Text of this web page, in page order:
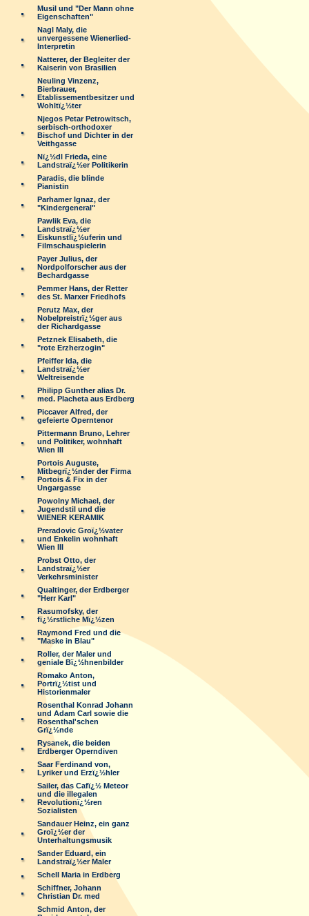
Musil und "Der Mann ohne
Eigenschaften"
Nagl Maly, die
unvergessene Wienerlied-
Interpretin
Natterer, der Begleiter der
Kaiserin von Brasilien
Neuling Vinzenz,
Bierbrauer,
Etablissementbesitzer und
Wohltï¿½ter
Njegos Petar Petrowitsch,
serbisch-orthodoxer
Bischof und Dichter in der
Veithgasse
Nï¿½dl Frieda, eine
Landstraï¿½er Politikerin
Paradis, die blinde
Pianistin
Parhamer Ignaz, der
"Kindergeneral"
Pawlik Eva, die
Landstraï¿½er
Eiskunstlï¿½uferin und
Filmschauspielerin
Payer Julius, der
Nordpolforscher aus der
Bechardgasse
Pemmer Hans, der Retter
des St. Marxer Friedhofs
Perutz Max, der
Nobelpreistrï¿½ger aus
der Richardgasse
Petznek Elisabeth, die
"rote Erzherzogin"
Pfeiffer Ida, die
Landstraï¿½er
Weltreisende
Philipp Gunther alias Dr.
med. Placheta aus Erdberg
Piccaver Alfred, der
gefeierte Operntenor
Pittermann Bruno, Lehrer
und Politiker, wohnhaft
Wien III
Portois Auguste,
Mitbegrï¿½nder der Firma
Portois & Fix in der
Ungargasse
Powolny Michael, der
Jugendstil und die
WIENER KERAMIK
Preradovic Groï¿½vater
und Enkelin wohnhaft
Wien III
Probst Otto, der
Landstraï¿½er
Verkehrsminister
Qualtinger, der Erdberger
"Herr Karl"
Rasumofsky, der
fï¿½rstliche Mï¿½zen
Raymond Fred und die
"Maske in Blau"
Roller, der Maler und
geniale Bï¿½hnenbilder
Romako Anton,
Portrï¿½tist und
Historienmaler
Rosenthal Konrad Johann
und Adam Carl sowie die
Rosenthal'schen
Grï¿½nde
Rysanek, die beiden
Erdberger Operndiven
Saar Ferdinand von,
Lyriker und Erzï¿½hler
Sailer, das Cafï¿½ Meteor
und die illegalen
Revolutionï¿½ren
Sozialisten
Sandauer Heinz, ein ganz
Groï¿½er der
Unterhaltungsmusik
Sander Eduard, ein
Landstraï¿½er Maler
Schell Maria in Erdberg
Schiffner, Johann
Christian Dr. med
Schmid Anton, der